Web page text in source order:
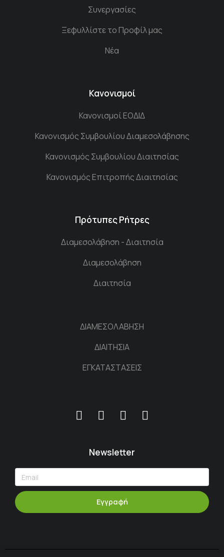
Συνεργασίες
Ξεφυλλίστε το Προφίλ μας
Νέα
Κανονισμοί
Κανονισμοί ΕΟΔΙΔ
Κανονισμός Συμβουλίου Διαμεσολάβησης
Κανονισμός Συμβουλίου Διαιτησίας
Κανονισμός Επιτροπής Διαιτησίας
Πρότυπες Ρήτρες
Διαμεσολάβηση - Διαιτησία
Διαμεσολάβηση
Διαιτησία
ΔΙΑΜΕΣΟΛΑΒΗΣΗ
ΔΙΑΙΤΗΣΙΑ
ΕΓΚΑΤΑΣΤΑΣΕΙΣ
Newsletter
Εγγραφή